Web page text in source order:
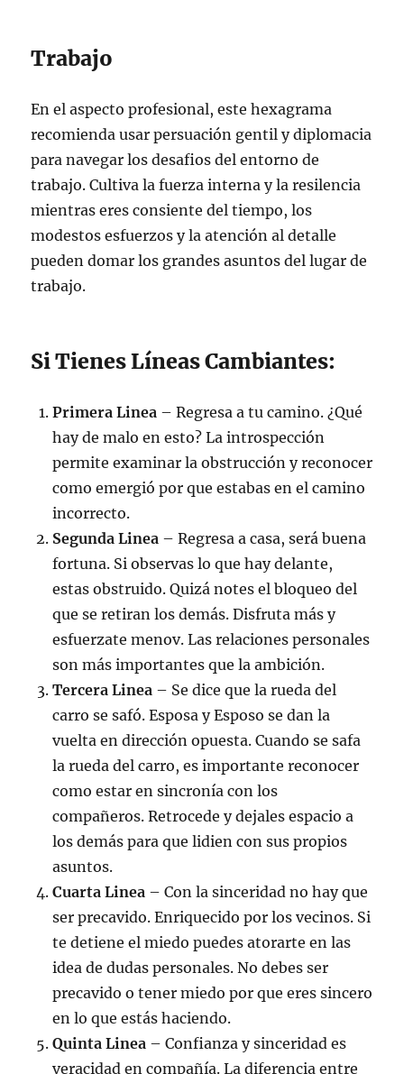
Trabajo
En el aspecto profesional, este hexagrama
recomienda usar persuación gentil y diplomacia
para navegar los desafios del entorno de
trabajo. Cultiva la fuerza interna y la resilencia
mientras eres consiente del tiempo, los
modestos esfuerzos y la atención al detalle
pueden domar los grandes asuntos del lugar de
trabajo.
Si Tienes Líneas Cambiantes:
Primera Linea – Regresa a tu camino. ¿Qué
hay de malo en esto? La introspección
permite examinar la obstrucción y reconocer
como emergió por que estabas en el camino
incorrecto.
Segunda Linea – Regresa a casa, será buena
fortuna. Si observas lo que hay delante,
estas obstruido. Quizá notes el bloqueo del
que se retiran los demás. Disfruta más y
esfuerzate menov. Las relaciones personales
son más importantes que la ambición.
Tercera Linea – Se dice que la rueda del
carro se safó. Esposa y Esposo se dan la
vuelta en dirección opuesta. Cuando se safa
la rueda del carro, es importante reconocer
como estar en sincronía con los
compañeros. Retrocede y dejales espacio a
los demás para que lidien con sus propios
asuntos.
Cuarta Linea – Con la sinceridad no hay que
ser precavido. Enriquecido por los vecinos. Si
te detiene el miedo puedes atorarte en las
idea de dudas personales. No debes ser
precavido o tener miedo por que eres sincero
en lo que estás haciendo.
Quinta Linea – Confianza y sinceridad es
veracidad en compañía. La diferencia entre